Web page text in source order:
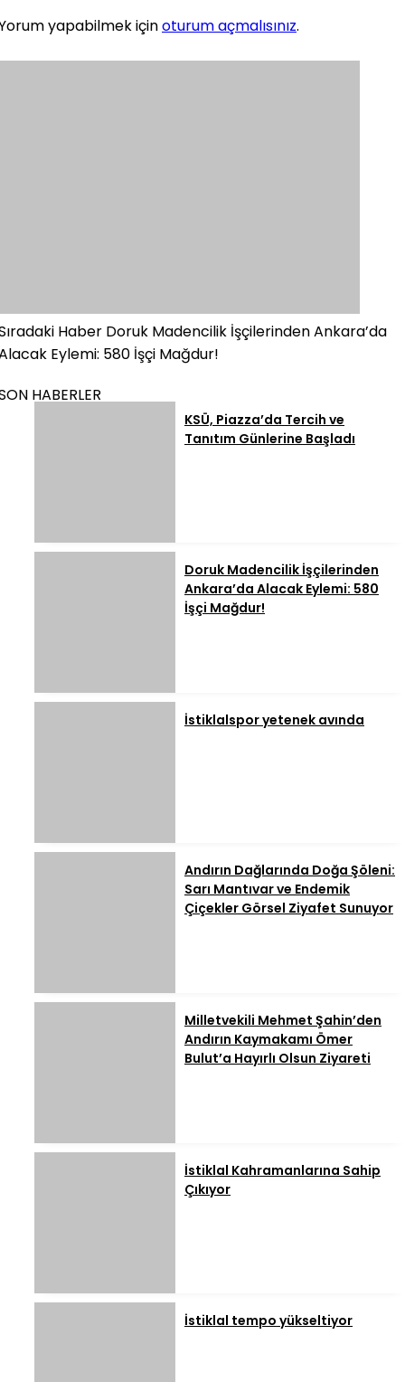
yapabilmek içinoturum açmalısınız.
Haber Doruk Madencilik İşçilerinden Ankara’da
Eylemi: 580 İşçi Mağdur!
HABERLER
KSÜ, Piazza’da Tercih ve
Tanıtım Günlerine Başladı
Doruk Madencilik İşçilerinden
Ankara’da Alacak Eylemi: 580
İşçi Mağdur!
İstiklalspor yetenek avında
Andırın Dağlarında Doğa Şöleni:
Sarı Mantıvar ve Endemik
Çiçekler Görsel Ziyafet Sunuyor
Milletvekili Mehmet Şahin’den
Andırın Kaymakamı Ömer
Bulut’a Hayırlı Olsun Ziyareti
İstiklal Kahramanlarına Sahip
Çıkıyor
İstiklal tempo yükseltiyor